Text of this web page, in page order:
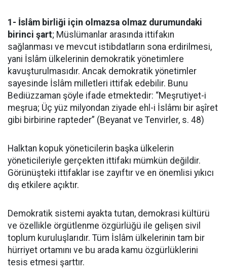
1- İslâm birliği için olmazsa olmaz durumundaki
birinci şart; Müslümanlar arasında ittifakın
sağlanması ve mevcut istibdatların sona erdirilmesi,
yani İslâm ülkelerinin demokratik yönetimlere
kavuşturulmasıdır. Ancak demokratik yönetimler
sayesinde İslâm milletleri ittifak edebilir. Bunu
Bediüzzaman şöyle ifade etmektedir: “Meşrutiyet-i
meşrua; Üç yüz milyondan ziyade ehl-i İslâmı bir aşîret
gibi birbirine rapteder” (Beyanat ve Tenvirler, s. 48)
Halktan kopuk yöneticilerin başka ülkelerin
yöneticileriyle gerçekten ittifakı mümkün değildir.
Görünüşteki ittifaklar ise zayıftır ve en önemlisi yıkıcı
dış etkilere açıktır.
Demokratik sistemi ayakta tutan, demokrasi kültürü
ve özellikle örgütlenme özgürlüğü ile gelişen sivil
toplum kuruluşlarıdır. Tüm İslâm ülkelerinin tam bir
hürriyet ortamını ve bu arada kamu özgürlüklerini
tesis etmesi şarttır.